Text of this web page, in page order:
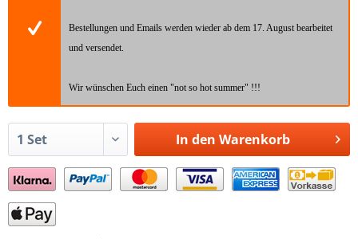
Bestellungen und Emails werden wieder ab dem 17. August bearbeitet
und versendet.
Wir wünschen Euch einen "not so hot summer" !!!
In den Warenkorb